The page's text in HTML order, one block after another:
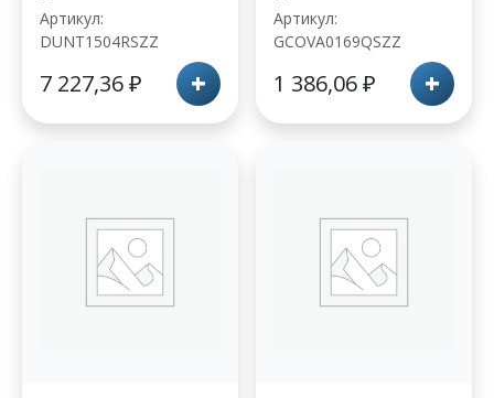
Артикул:
DUNT1504RSZZ
7 227,36₽ +
Артикул:
GCOVA0169QSZZ
1 386,06₽ +